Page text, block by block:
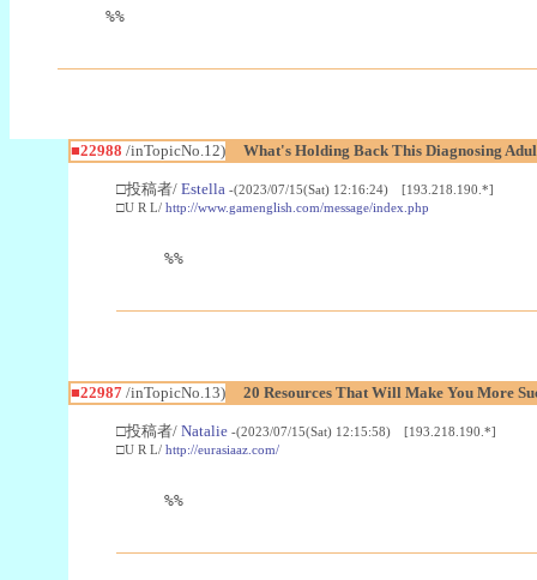
%%
■22988 /inTopicNo.12) What's Holding Back This Diagnosing
□投稿者/ Estella -(2023/07/15(Sat) 12:16:24) [193.218.190.*]
□U R L/ http://www.gamenglish.com/message/index.php
%%
■22987/inTopicNo.13) 20 Resources That Will Make You More
□投稿者/ Natalie -(2023/07/15(Sat) 12:15:58) [193.218.190.*]
□U R L/ http://eurasiaaz.com/
%%